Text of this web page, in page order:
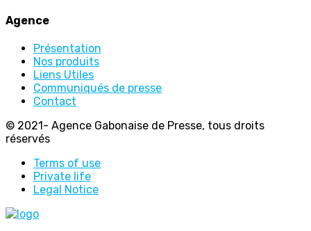
Agence
Présentation
Nos produits
Liens Utiles
Communiqués de presse
Contact
© 2021- Agence Gabonaise de Presse, tous droits
réservés
Terms of use
Private life
Legal Notice